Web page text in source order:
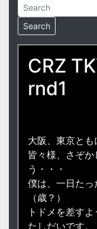
CRZ
rnd1
大阪、東京とも
皆々様、さぞか
う・・・
僕は、一日たっ
（歳？）
トドメを差す
たしだいです。